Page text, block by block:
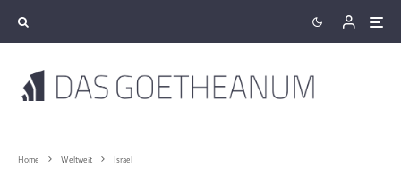
Home Weltweit Israel